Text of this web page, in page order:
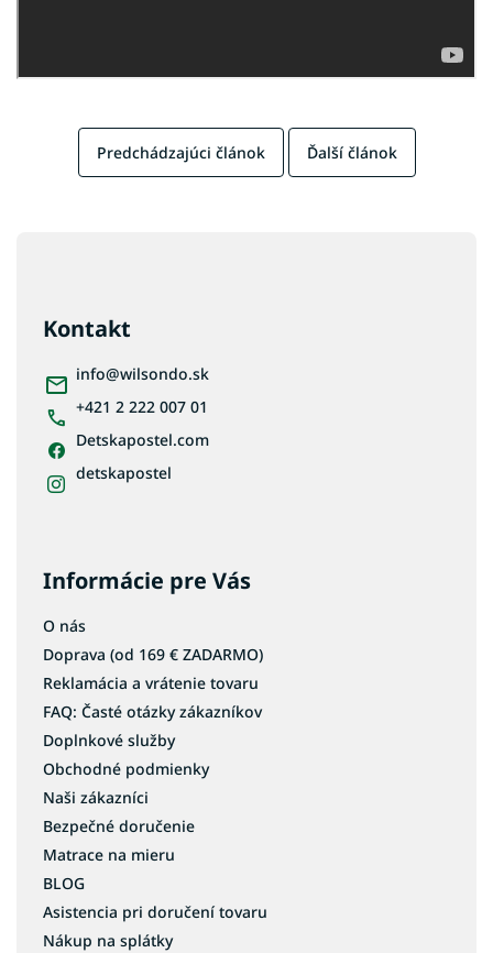
Predchádzajúci článok Ďalší článok
Kontakt
info@wilsondo.sk
+421 2 222 007 01
Detskapostel.com
detskapostel
Informácie pre Vás
O nás
Doprava (od 169 € ZADARMO)
Reklamácia a vrátenie tovaru
FAQ: Časté otázky zákazníkov
Doplnkové služby
Obchodné podmienky
Naši zákazníci
Bezpečné doručenie
Matrace na mieru
BLOG
Asistencia pri doručení tovaru
Nákup na splátky